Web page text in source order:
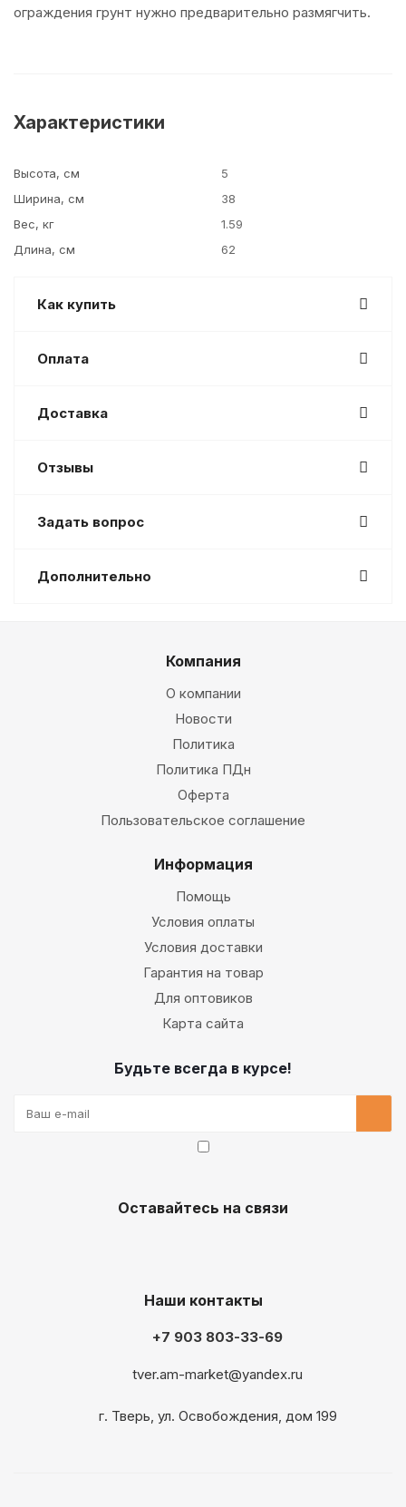
ограждения грунт нужно предварительно размягчить.
Характеристики
Высота, см
5
Ширина, см
38
Вес, кг
1.59
Длина, см
62
Как купить
Оплата
Доставка
Отзывы
Задать вопрос
Дополнительно
Компания
О компании
Новости
Политика
Политика ПДн
Оферта
Пользовательское соглашение
Информация
Помощь
Условия оплаты
Условия доставки
Гарантия на товар
Для оптовиков
Карта сайта
Будьте всегда в курсе!
Оставайтесь на связи
Наши контакты
+7 903 803-33-69
tver.am-market@yandex.ru
г. Тверь, ул. Освобождения, дом 199